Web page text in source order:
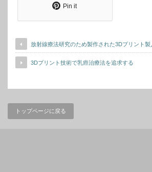
Pin it
放射線療法研究のため製作された3Dプリント製
3Dプリント技術で乳癌治療法を追求する
トップページに戻る